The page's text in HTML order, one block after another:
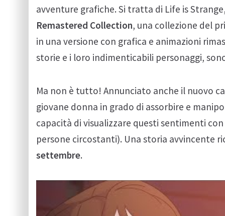
avventure grafiche. Si tratta di Life is
Remastered Collection, una collezione del
in una versione con grafica e animazioni
storie e i loro indimenticabili personaggi,
Ma non è tutto! Annunciato anche il nuovo
giovane donna in grado di assorbire e
capacità di visualizzare questi sentimenti
persone circostanti). Una storia avvincente
settembre.